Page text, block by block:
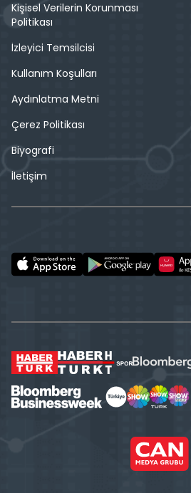
Kişisel Verilerin Korunması
Politikası
İzleyici Temsilcisi
Kullanım Koşulları
Aydınlatma Metni
Çerez Politikası
Biyografi
İletişim